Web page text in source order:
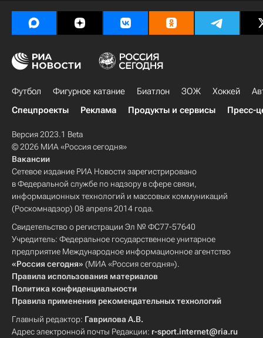
Футбол Фигурное катание Биатлон ЗОЖ Хоккей
Спецпроекты
Реклама Продукты и сервисы Пресс-
Версия 2023.1 Beta
© 2026 МИА «Россия сегодня»
Вакансии
Сетевое издание РИА Новости зарегистрировано
в Федеральной службе по надзору в сфере связи,
информационных технологий и массовых коммуникаций
(Роскомнадзор) 08 апреля 2014 года.
Свидетельство о регистрации Эл № ФС77-57640
Учредитель: Федеральное государственное унитарное
предприятие Международное информационное агентство
«Россия сегодня» (МИА «Россия сегодня»).
Правила использования материалов
Политика конфиденциальности
Правила применения рекомендательных технологий
Главный редактор: Гаврилова А.В.
Адрес электронной почты Редакции: r-sport.internet@ria.ru